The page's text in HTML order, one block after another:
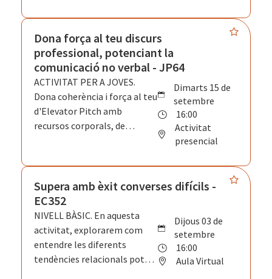
donarà un feedback
instantani que t'ajudarà a
detectar les teves àrees de
millora.
Dona força al teu discurs
professional, potenciant la
comunicació no verbal - JP64
ACTIVITAT PER A JOVES.
Dona coherència i força al teu
d'Elevator Pitch amb
recursos corporals, de
candidat/a. Canvia el teu rang
expressiu per una
comunicació ampliada i
potent, alineant els canals de
percepció i transmissió per a
què el missatge arribi com
vols. Genera sintonia amb
dimarts 15 de
setembre
16:00
Activitat
presencial
Supera amb èxit converses difícils -
EC352
NIVELL BÀSIC. En aquesta
activitat, explorarem com
entendre les diferents
tendències relacionals pot
dijous 03 de
setembre
16:00
Aula Virtual